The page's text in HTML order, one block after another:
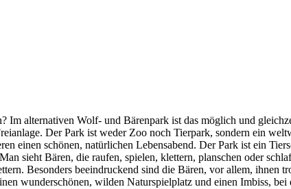
alternativen Wolf- und Bärenpark ist das möglich und
Der Park ist weder Zoo noch Tierpark, sondern ein
einen schönen, natürlichen Lebensabend. Der Park ist ein
sieht Bären, die raufen, spielen, klettern, planschen oder
Besonders beeindruckend sind die Bären, vor allem, ihnen
wunderschönen, wilden Naturspielplatz und einen Imbiss,